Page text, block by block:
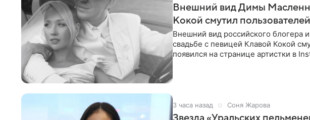
Внешний вид Димы
Кокой смутил
Внешний вид российского
свадьбе с певицей Клавой Кокой
появился на странице артистки в
3 часа назад Соня Жарова